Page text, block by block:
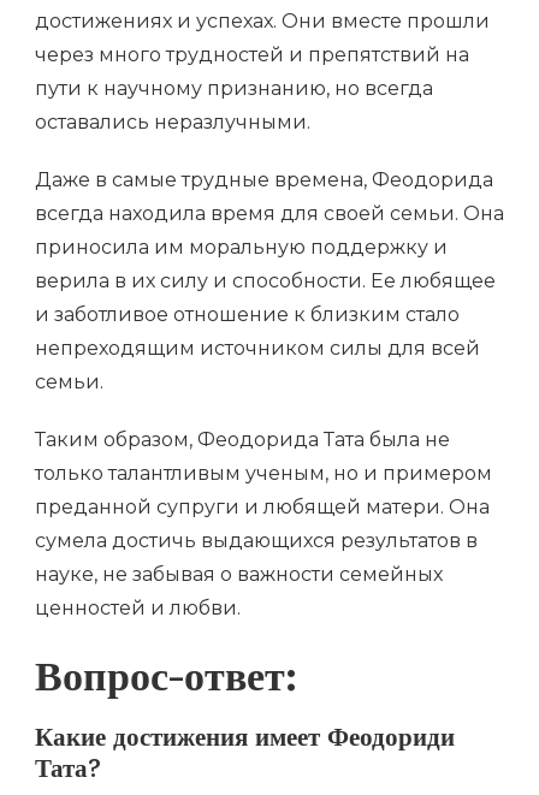
достижениях и успехах. Они вместе прошли
через много трудностей и препятствий на
пути к научному признанию, но всегда
оставались неразлучными.
Даже в самые трудные времена, Феодорида
всегда находила время для своей семьи. Она
приносила им моральную поддержку и
верила в их силу и способности. Ее любящее
и заботливое отношение к близким стало
непреходящим источником силы для всей
семьи.
Таким образом, Феодорида Тата была не
только талантливым ученым, но и примером
преданной супруги и любящей матери. Она
сумела достичь выдающихся результатов в
науке, не забывая о важности семейных
ценностей и любви.
Вопрос-ответ:
Какие достижения имеет Феодориди
Тата?